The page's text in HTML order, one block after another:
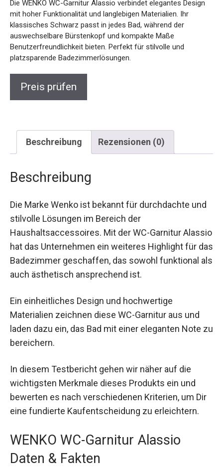
Die WENKO WC-Garnitur Alassio verbindet elegantes Design
mit hoher Funktionalität und langlebigen Materialien. Ihr
klassisches Schwarz passt in jedes Bad, während der
auswechselbare Bürstenkopf und kompakte Maße
Benutzerfreundlichkeit bieten. Perfekt für stilvolle und
platzsparende Badezimmerlösungen.
Preis prüfen
Beschreibung Rezensionen (0)
Beschreibung
Die Marke Wenko ist bekannt für durchdachte und
stilvolle Lösungen im Bereich der
Haushaltsaccessoires. Mit der WC-Garnitur Alassio
hat das Unternehmen ein weiteres Highlight für das
Badezimmer geschaffen, das sowohl funktional als
auch ästhetisch ansprechend ist.
Ein einheitliches Design und hochwertige
Materialien zeichnen diese WC-Garnitur aus und
laden dazu ein, das Bad mit einer eleganten Note zu
bereichern.
In diesem Testbericht gehen wir näher auf die
wichtigsten Merkmale dieses Produkts ein und
bewerten es nach verschiedenen Kriterien, um Dir
eine fundierte Kaufentscheidung zu erleichtern.
WENKO WC-Garnitur Alassio
Daten & Fakten